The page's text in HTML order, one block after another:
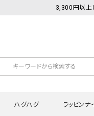
3,300円以上
ハグハグ ラッピンナ